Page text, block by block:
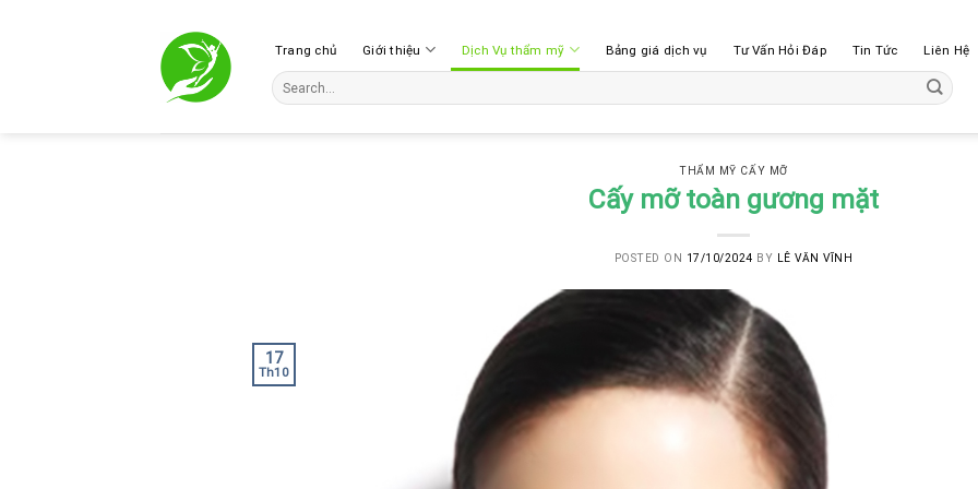
Trang chủ Giới thiệu Dịch Vụ thẩm mỹ Bảng giá dịch vụ Tư Vấn Hỏi Đáp Tin Tức Liên Hệ
THẨM MỸ CẤY MỠ
Cấy mỡ toàn gương mặt
POSTED ON 17/10/2024 BY LÊ VĂN VĨNH
17
Th10